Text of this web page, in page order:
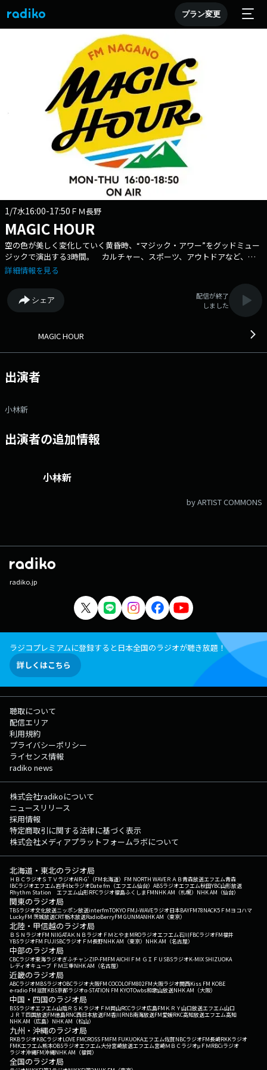
プラン変更
1/7水16:00-17:50 ＦＭ長野
MAGIC HOUR
空の色が美しく変化していく黄昏時、“マジック・アワー”をグッドミュー
ジックで演出する3時間。 カルチャー、スポーツ、アウトドアなど、ナ
ガノがより楽しくなる情報もご紹介。 Twitter・Instagramでも番組情報
す。 是非ご参加ください！ ▽16:21〜 【 ANTENNA 】 ＤＪのアン
テナに反応した“人、もの、こと”に注目。 ▽16:35〜 【 16時 Traffic
Information 】 交通情報をお送りします。 ▽16:41〜 【 いい部屋発
介！ ▽17:00〜 【 GLIM SPANKY RADIO Gloaming Nation 】 長野県出
時…ラジオの中に現れる不思議な国＝”Gloaming Nation” 最高の音楽愛
とラジオ愛を以て、活動の最新情報や制作の様子、2人のルーツとなった
▽17:21〜 【 17時 Traffic Information 】 交通情報をお知らせしま
す。 ▽17:36〜 【 17時 Weather Information 】 天気予報をお知らせ
ッセージフォーム：https://www.fmnagano.co.jp/magichour/ Xハッシ
詳細情報を見る
シェア
配信が終了
しました
MAGIC HOUR
出演者
小林新
出演者の追加情報
小林新
by ARTIST COMMONS
radiko.jp
ラジコプレミアムに登録すると日本全国のラジオが聴き放題！
詳しくはこちら
聴取について
配信エリア
利用規約
プライバシーポリシー
ライセンス情報
radiko news
株式会社radikoについて
ニュースリリース
採用情報
特定商取引に関する法律に基づく表示
株式会社メディアプラットフォームラボについて
北海道・東北のラジオ局
ＨＢＣラジオＳＴＶラジオAIR-G'（FM北海道） FM NORTH WAVEＲＡＢ青森放送エフエム青森
IBCラジオエフエム岩手tbcラジオDate fm（エフエム仙台） ABSラジオエフエム秋田YBC山形放送
Rhythm Station エフエム山形RFCラジオ福島ふくしまFMNHK AM（札幌） NHK AM（仙台）
関東のラジオ局
TBSラジオ文化放送ニッポン放送interfmTOKYO FMJ-WAVEラジオ日本BAYFM78NACK5 ＦＭヨコハマ
LuckyFM 茨城放送CRT栃木放送RadioBerryFM GUNMANHK AM（東京）
北陸・甲信越のラジオ局
ＢＳＮラジオFM NIIGATAＫＮＢラジオ ＦＭとやまMROラジオエフエム石川FBCラジオFM福井
YBSラジオFM FUJISBCラジオ ＦＭ長野NHK AM（東京） NHK AM（名古屋）
中部のラジオ局
CBCラジオ東海ラジオぎふチャンZIP-FMFM AICHI ＦＭ ＧＩＦＵ SBSラジオK-MIX SHIZUOKA
レディオキューブ ＦＭ三重NHK AM（名古屋）
近畿のラジオ局
ABCラジオMBSラジオOBCラジオ大阪FM COCOLOFM802FM大阪ラジオ関西Kiss FM KOBE
e-radio FM滋賀KBS京都ラジオα-STATION FM KYOTOwbs和歌山放送NHK AM（大阪）
中国・四国のラジオ局
BSSラジオエフエム山陰ＲＳＫラジオ ＦＭ岡山RCCラジオ広島FM ＫＲＹ山口放送エフエム山口
ＪＲＴ四国放送FM徳島RNC西日本放送FM香川RNB南海放送FM愛媛RKC高知放送エフエム高知
NHK AM（広島） NHK AM（松山）
九州・沖縄のラジオ局
RKBラジオKBCラジオLOVE FMCROSS FMFM FUKUOKAエフエム佐賀NBCラジオFM長崎RKKラジオ
FMKエフエム熊本OBSラジオエフエム大分宮崎放送エフエム宮崎ＭＢＣラジオμＦＭRBCiラジオ
ラジオ沖縄FM沖縄NHK AM（福岡）
全国のラジオ局